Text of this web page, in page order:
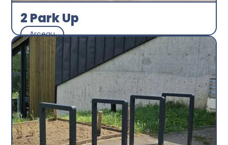
2 Park Up
Arceau
Abri plus
Découvrir